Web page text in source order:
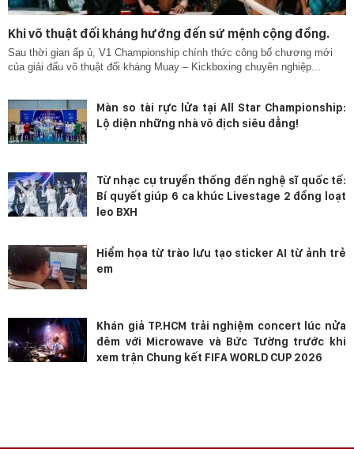
Khi võ thuật đối kháng hướng đến sứ mệnh cộng đồng.
Sau thời gian ấp ủ, V1 Championship chính thức công bố chương mới
của giải đấu võ thuật đối kháng Muay – Kickboxing chuyên nghiệp...
Màn so tài rực lửa tại All Star Championship:
Lộ diện những nhà vô địch siêu đẳng!
Từ nhạc cụ truyền thống đến nghệ sĩ quốc tế:
Bí quyết giúp 6 ca khúc Livestage 2 đồng loạt
leo BXH
Hiểm họa từ trào lưu tạo sticker AI từ ảnh trẻ
em
Khán giả TP.HCM trải nghiệm concert lúc nửa
đêm với Microwave và Bức Tường trước khi
xem trận Chung kết FIFA WORLD CUP 2026